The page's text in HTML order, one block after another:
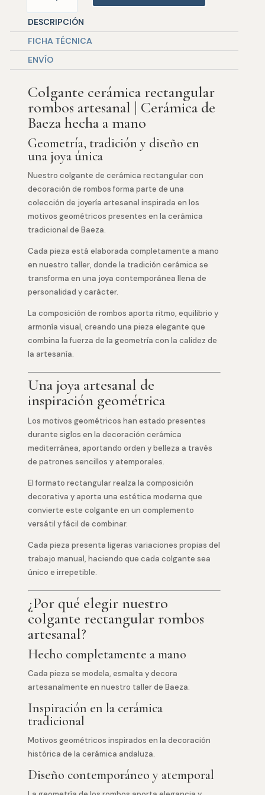
Rectangular
Rombos
cantidad
DESCRIPCIÓN
FICHA TÉCNICA
ENVÍO
Colgante cerámica rectangular
rombos artesanal | Cerámica de
Baeza hecha a mano
Geometría, tradición y diseño en
una joya única
Nuestro colgante de cerámica rectangular con
decoración de rombos forma parte de una
colección de joyería artesanal inspirada en los
motivos geométricos presentes en la cerámica
tradicional de Baeza.
Cada pieza está elaborada completamente a mano
en nuestro taller, donde la tradición cerámica se
transforma en una joya contemporánea llena de
personalidad y carácter.
La composición de rombos aporta ritmo, equilibrio y
armonía visual, creando una pieza elegante que
combina la fuerza de la geometría con la calidez de
la artesanía.
Una joya artesanal de
inspiración geométrica
Los motivos geométricos han estado presentes
durante siglos en la decoración cerámica
mediterránea, aportando orden y belleza a través
de patrones sencillos y atemporales.
El formato rectangular realza la composición
decorativa y aporta una estética moderna que
convierte este colgante en un complemento
versátil y fácil de combinar.
Cada pieza presenta ligeras variaciones propias del
trabajo manual, haciendo que cada colgante sea
único e irrepetible.
¿Por qué elegir nuestro
colgante rectangular rombos
artesanal?
Hecho completamente a mano
Cada pieza se modela, esmalta y decora
artesanalmente en nuestro taller de Baeza.
Inspiración en la cerámica
tradicional
Motivos geométricos inspirados en la decoración
histórica de la cerámica andaluza.
Diseño contemporáneo y atemporal